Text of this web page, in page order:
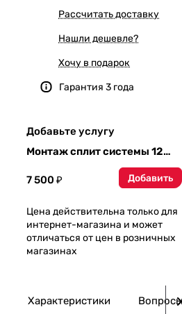
Рассчитать доставку
Нашли дешевле?
Хочу в подарок
Гарантия 3 года
Добавьте услугу
Монтаж сплит системы 12
7 500 ₽
Добавить
Цена действительна только для
интернет-магазина и может
отличаться от цен в розничных
магазинах
Характеристики